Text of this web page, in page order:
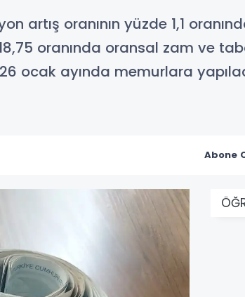
artış oranının yüzde 1,1
oranında oransal zam ve
ocak ayında memurlara
Abone